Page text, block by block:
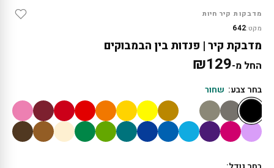
מדבקות קיר חיות
מקט:642
מדבקת קיר | פנדות בין הבמבוקים
החל מ- ₪129
בחר צבע: שחור